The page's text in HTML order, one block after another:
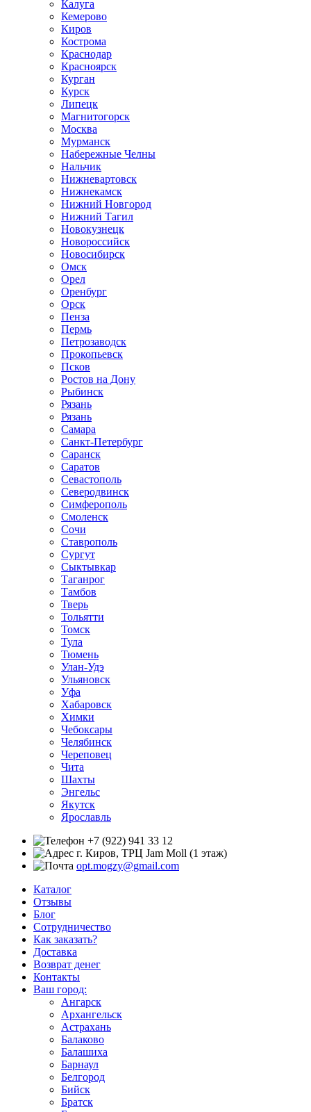
Калуга
Кемерово
Киров
Кострома
Краснодар
Красноярск
Курган
Курск
Липецк
Магнитогорск
Москва
Мурманск
Набережные Челны
Нальчик
Нижневартовск
Нижнекамск
Нижний Новгород
Нижний Тагил
Новокузнецк
Новороссийск
Новосибирск
Омск
Орел
Оренбург
Орск
Пенза
Пермь
Петрозаводск
Прокопьевск
Псков
Ростов на Дону
Рыбинск
Рязань
Рязань
Самара
Санкт-Петербург
Саранск
Саратов
Севастополь
Северодвинск
Симферополь
Смоленск
Сочи
Ставрополь
Сургут
Сыктывкар
Таганрог
Тамбов
Тверь
Тольятти
Томск
Тула
Тюмень
Улан-Удэ
Ульяновск
Уфа
Хабаровск
Химки
Чебоксары
Челябинск
Череповец
Чита
Шахты
Энгельс
Якутск
Ярославль
+7 (922) 941 33 12
г. Киров, ТРЦ Jam Moll (1 этаж)
opt.mogzy@gmail.com
Каталог
Отзывы
Блог
Сотрудничество
Как заказать?
Доставка
Возврат денег
Контакты
Ваш город:
Ангарск
Архангельск
Астрахань
Балаково
Балашиха
Барнаул
Белгород
Бийск
Братск